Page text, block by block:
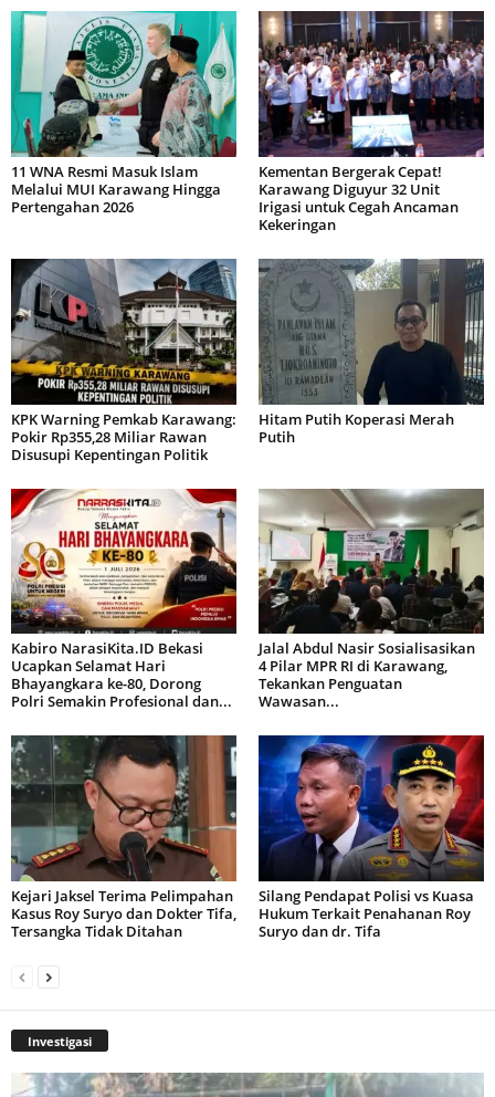
11 WNA Resmi Masuk Islam
Melalui MUI Karawang Hingga
Pertengahan 2026
Kementan Bergerak Cepat!
Karawang Diguyur 32 Unit
Irigasi untuk Cegah Ancaman
Kekeringan
KPK Warning Pemkab Karawang:
Pokir Rp355,28 Miliar Rawan
Disusupi Kepentingan Politik
Hitam Putih Koperasi Merah
Putih
Kabiro NarasiKita.ID Bekasi
Ucapkan Selamat Hari
Bhayangkara ke-80, Dorong
Polri Semakin Profesional dan...
Jalal Abdul Nasir Sosialisasikan
4 Pilar MPR RI di Karawang,
Tekankan Penguatan
Wawasan...
Kejari Jaksel Terima Pelimpahan
Kasus Roy Suryo dan Dokter Tifa,
Tersangka Tidak Ditahan
Silang Pendapat Polisi vs Kuasa
Hukum Terkait Penahanan Roy
Suryo dan dr. Tifa
Investigasi